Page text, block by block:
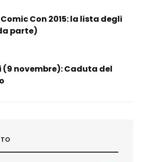
Con 2015: la lista degli
parte)
novembre): Caduta del